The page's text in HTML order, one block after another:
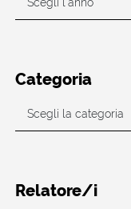
Categoria
Relatore/i